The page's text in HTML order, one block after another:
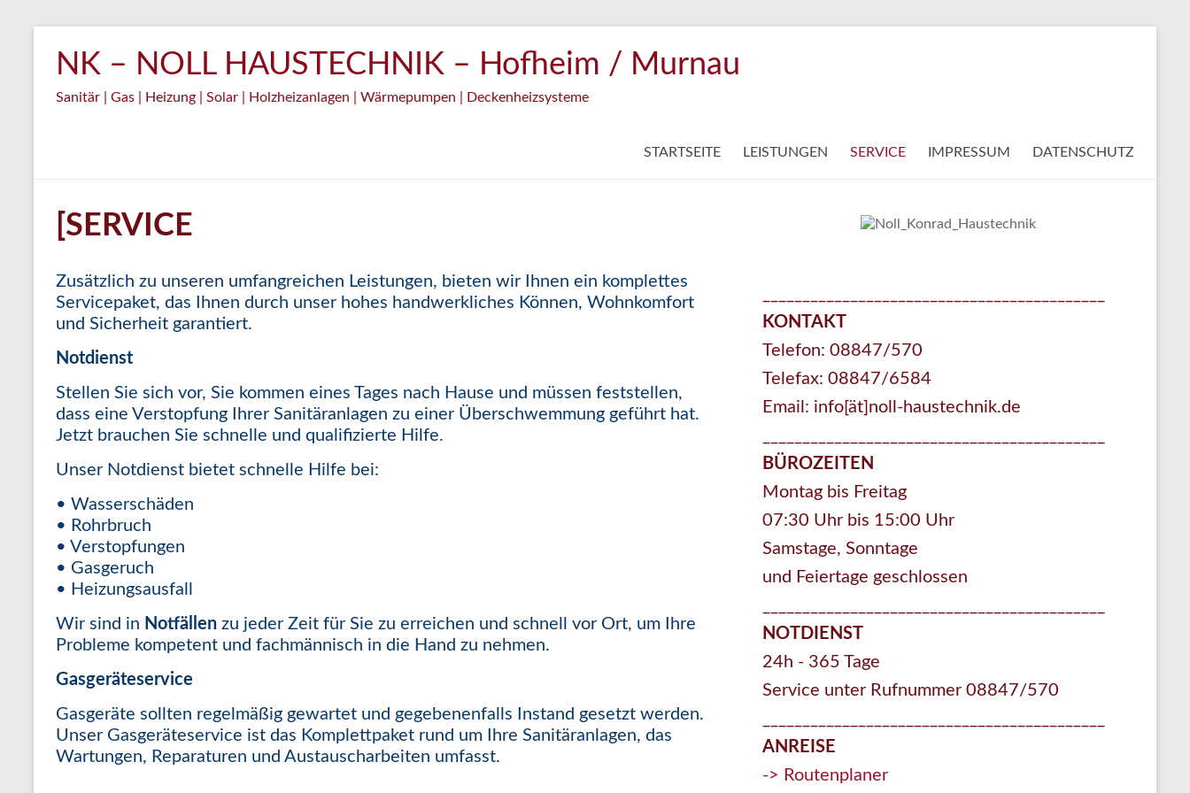
Inhalt
springenNK – NOLL HAUSTECHNIK – Hofheim / Murnau
Sanitär | Gas | Heizung | Solar | Holzheizanlagen | Wärmepumpen | Deckenheizsysteme
STARTSEITE LEISTUNGEN SERVICE IMPRESSUM DATENSCHUTZ
[SERVICE
Zusätzlich zu unseren umfangreichen Leistungen, bieten wir Ihnen ein komplettes
Servicepaket, das Ihnen durch unser hohes handwerkliches Können, Wohnkomfort
und Sicherheit garantiert.
Notdienst
Stellen Sie sich vor, Sie kommen eines Tages nach Hause und müssen feststellen,
dass eine Verstopfung Ihrer Sanitäranlagen zu einer Überschwemmung geführt hat.
Jetzt brauchen Sie schnelle und qualifizierte Hilfe.
Unser Notdienst bietet schnelle Hilfe bei:
• Wasserschäden
• Rohrbruch
• Verstopfungen
• Gasgeruch
• Heizungsausfall
Wir sind in Notfällen zu jeder Zeit für Sie zu erreichen und schnell vor Ort, um Ihre
Probleme kompetent und fachmännisch in die Hand zu nehmen.
Gasgeräteservice
Gasgeräte sollten regelmäßig gewartet und gegebenenfalls Instand gesetzt werden.
Unser Gasgeräteservice ist das Komplettpaket rund um Ihre Sanitäranlagen, das
Wartungen, Reparaturen und Austauscharbeiten umfasst.
KONTAKT
Telefon: 08847/570
Telefax: 08847/6584
Email: info[ät]noll-haustechnik.de
BÜROZEITEN
Montag bis Freitag
07:30 Uhr bis 15:00 Uhr
Samstage, Sonntage
und Feiertage geschlossen
NOTDIENST
24h - 365 Tage
Service unter Rufnummer 08847/570
ANREISE
-> Routenplaner